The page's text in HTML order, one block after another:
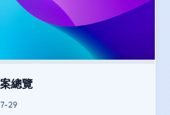
總覽
29